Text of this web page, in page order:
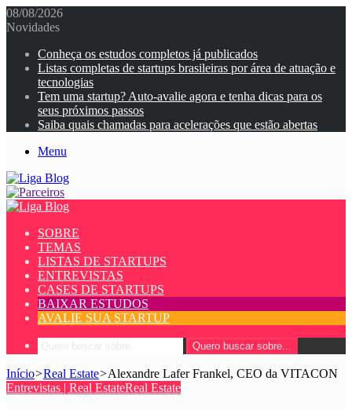
08/08/2026
Novidades
Conheça os estudos completos já publicados
Listas completas de startups brasileiras por área de atuação e
tecnologias
Tem uma startup? Auto-avalie agora e tenha dicas para os
seus próximos passos
Saiba quais chamadas para acelerações que estão abertas
Menu
SOBRE
TEMAS
LISTAS DE STARTUPS
ENTREVISTAS
CASES DE STARTUPS
BAIXAR ESTUDOS
AVALIE SUA STARTUP
Quero buscar sobre...
Início>Real Estate>Alexandre Lafer Frankel, CEO da VITACON
Entrevistas | Real EstateReal Estate